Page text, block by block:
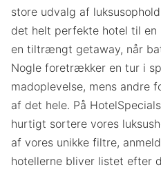
store udvalg af
det helt perfekte hotel til en
en tiltrængt getaway, når
Nogle foretrækker en tur i
madoplevelse, mens andre
af det hele. På
hurtigt sortere vores
af vores unikke filtre,
hotellerne bliver listet efter